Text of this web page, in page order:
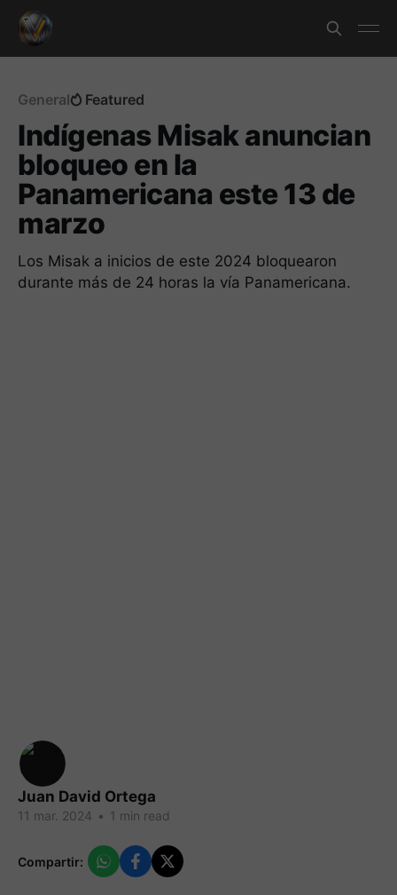
General Featured
Indígenas Misak anuncian
bloqueo en la
Panamericana este 13 de
marzo
Los Misak a inicios de este 2024 bloquearon
durante más de 24 horas la vía Panamericana.
Juan David Ortega
11 mar. 2024 • 1 min read
Compartir: